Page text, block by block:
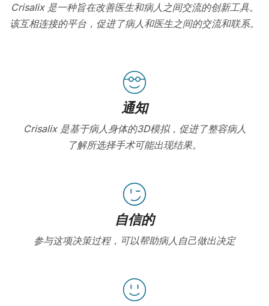
Crisalix 是一种旨在改善医生和病人之间交流的创新工具。
该互相连接的平台，促进了病人和医生之间的交流和联系。
通知
Crisalix 是基于病人身体的3D模拟，促进了整容病人
了解所选择手术可能出现结果。
自信的
参与这项决策过程，可以帮助病人自己做出决定